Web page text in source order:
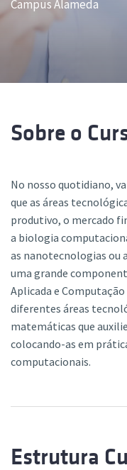
Campus Alameda
Sobre o
No nosso quotidiano,
que as áreas
produtivo, o mercado
a biologia
as nanotecnologias ou
uma grande
Aplicada e
diferentes áreas
matemáticas que
colocando-as em
computacionais.
Estrutura